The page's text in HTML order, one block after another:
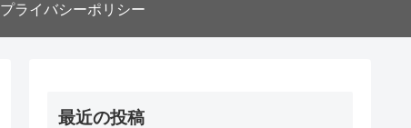
プライバシーポリシー
最近の投稿